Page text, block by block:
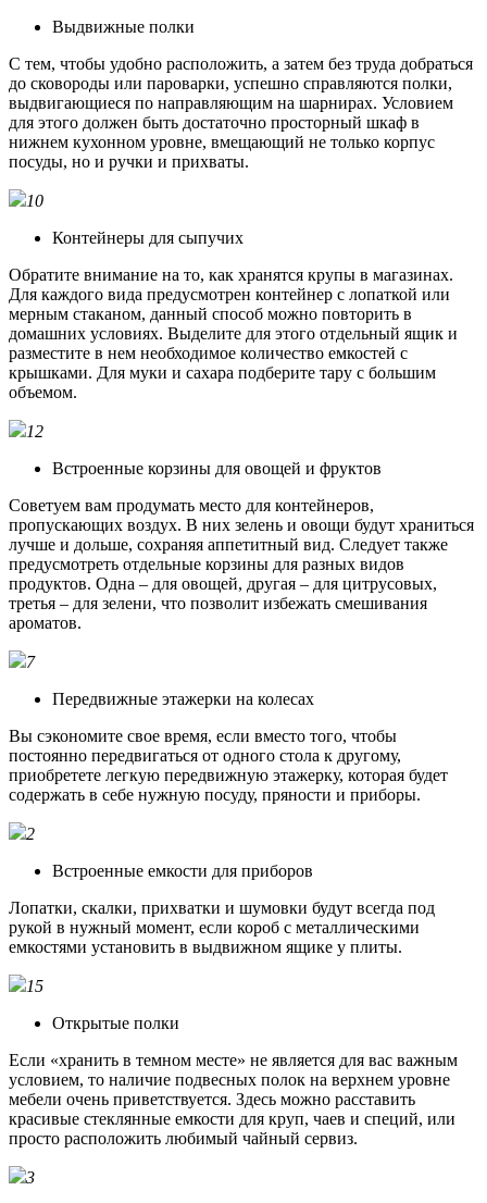
Выдвижные полки
С тем, чтобы удобно расположить, а затем без труда добраться
до сковороды или пароварки, успешно справляются полки,
выдвигающиеся по направляющим на шарнирах. Условием
для этого должен быть достаточно просторный шкаф в
нижнем кухонном уровне, вмещающий не только корпус
посуды, но и ручки и прихваты.
10
Контейнеры для сыпучих
Обратите внимание на то, как хранятся крупы в магазинах.
Для каждого вида предусмотрен контейнер с лопаткой или
мерным стаканом, данный способ можно повторить в
домашних условиях. Выделите для этого отдельный ящик и
разместите в нем необходимое количество емкостей с
крышками. Для муки и сахара подберите тару с большим
объемом.
12
Встроенные корзины для овощей и фруктов
Советуем вам продумать место для контейнеров,
пропускающих воздух. В них зелень и овощи будут храниться
лучше и дольше, сохраняя аппетитный вид. Следует также
предусмотреть отдельные корзины для разных видов
продуктов. Одна – для овощей, другая – для цитрусовых,
третья – для зелени, что позволит избежать смешивания
ароматов.
7
Передвижные этажерки на колесах
Вы сэкономите свое время, если вместо того, чтобы
постоянно передвигаться от одного стола к другому,
приобретете легкую передвижную этажерку, которая будет
содержать в себе нужную посуду, пряности и приборы.
2
Встроенные емкости для приборов
Лопатки, скалки, прихватки и шумовки будут всегда под
рукой в нужный момент, если короб с металлическими
емкостями установить в выдвижном ящике у плиты.
15
Открытые полки
Если «хранить в темном месте» не является для вас важным
условием, то наличие подвесных полок на верхнем уровне
мебели очень приветствуется. Здесь можно расставить
красивые стеклянные емкости для круп, чаев и специй, или
просто расположить любимый чайный сервиз.
3